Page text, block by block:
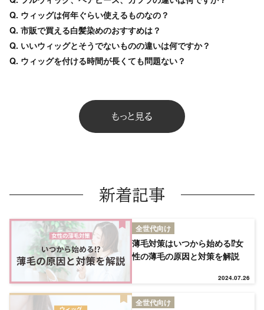
Q. ウィッグは何年ぐらい使えるものなの？
Q. 市販で買える白髪染めのおすすめは？
Q. いいウィッグとそうでないものの違いは何ですか？
Q. ウィッグを付ける時間が長くても問題ない？
もっと見る
新着記事
全世代向け
薄毛対策はいつから始める⁉女
性の薄毛の原因と対策を解説
2024.07.26
全世代向け